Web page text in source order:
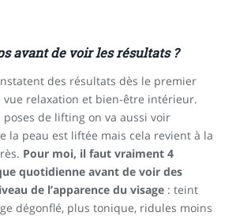
avant de voir les résultats ?
des résultats dès le premier
vue relaxation et bien-être intérieur.
de lifting on va aussi voir
la peau est liftée mais cela revient à la
Pour moi, il faut vraiment 4
quotidienne avant de voir des
de l’apparence du visage : teint
dégonflé, plus tonique, ridules moins